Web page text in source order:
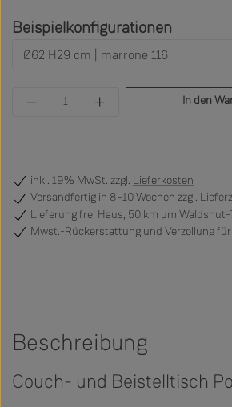
Beispielkonfigurationen
Produkt Anzahl: Gib denIn den
inkl. 19% MwSt. zzgl. Lieferkosten
Versandfertig in 8–10 Wochen zzgl.
Lieferung frei Haus, 50 km um
Mwst.-Rückerstattung und Verzollung
Beschreibung
Couch- und Beistelltisch